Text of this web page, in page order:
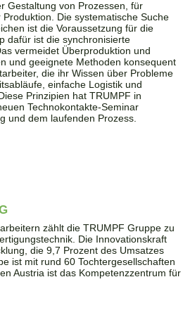
Gestaltung von Prozessen, für
Die systematische Suche
ist die Voraussetzung für die
dafür ist die synchronisierte
vermeidet Überproduktion und
und geeignete Methoden konsequent
die ihr Wissen über Probleme
einfache Logistik und
Prinzipien hat TRUMPF in
Technokontakte-Seminar
und dem laufenden Prozess.
zählt die TRUMPF Gruppe zu
Die Innovationskraft
die 9,7 Prozent des Umsatzes
ist mit rund 60 Tochtergesellschaften
Austria ist das Kompetenzzentrum für